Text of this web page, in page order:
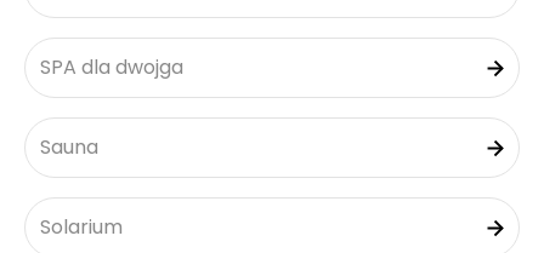
SPA dla dwojga
Sauna
Solarium